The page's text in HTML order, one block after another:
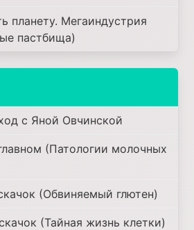
планету. Мегаиндустрия
пастбища)
с Яной Овчинской
(Патологии молочных
(Обвиняемый глютен)
(Тайная жизнь клетки)